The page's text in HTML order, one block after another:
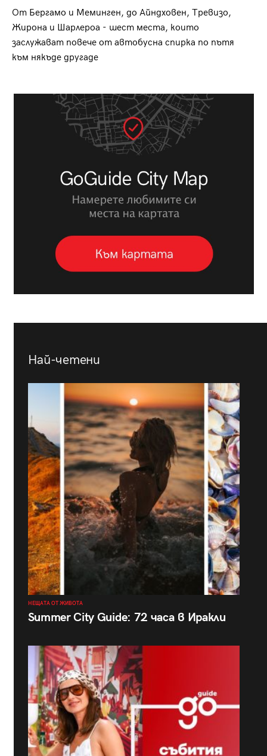
От Бергамо и Меминген, до Айндховен, Тревизо,
Жирона и Шарлероа - шест места, които
заслужават повече от автобусна спирка по пътя
към някъде другаде
Най-четени
НЕЩАТА ОТ ЖИВОТА
Summer City Guide: 72 часа в Иракли